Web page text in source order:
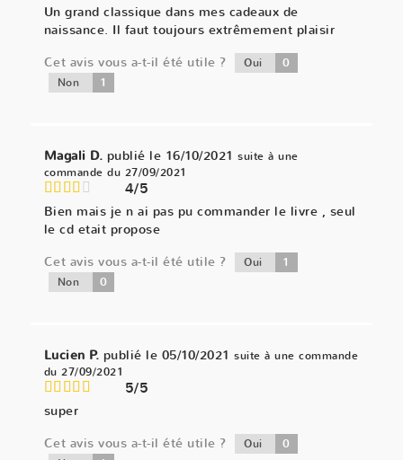
Un grand classique dans mes cadeaux de
naissance. Il faut toujours extrêmement plaisir
Cet avis vous a-t-il été utile ?
Oui 0
Non 1
Magali D. publié le 16/10/2021 suite à une
commande du 27/09/2021
4/5
Bien mais je n ai pas pu commander le livre , seul
le cd etait propose
Cet avis vous a-t-il été utile ?
Oui 1
Non 0
Lucien P. publié le 05/10/2021 suite à une commande
du 27/09/2021
5/5
super
Cet avis vous a-t-il été utile ?
Oui 0